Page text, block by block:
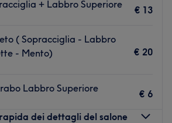
+ Labbro Superiore
€ 13
( Sopracciglia - Labbro
- Mento)
€ 20
Labbro Superiore
€ 6
dei dettagli del salone